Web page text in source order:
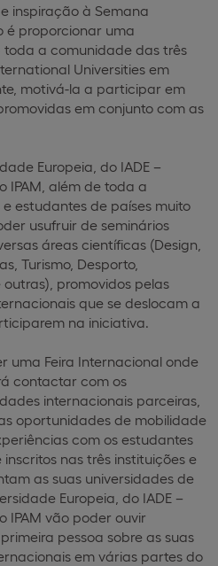
inspiração à Semana
é proporcionar uma
a comunidade das três
Universities em
motivá-la a participar em
em conjunto com as
Europeia, do IADE –
IPAM, além de toda a
estudantes de países muito
usufruir de seminários
áreas científicas (Design,
Turismo, Desporto,
promovidos pelas
que se deslocam a
na iniciativa.
uma Feira Internacional onde
contactar com os
internacionais parceiras,
oportunidades de mobilidade
com os estudantes
nas três instituições e
as suas universidades de
Europeia, do IADE –
IPAM vão poder ouvir
pessoa sobre as suas
em várias partes do